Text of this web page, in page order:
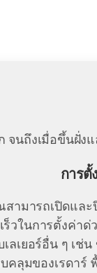
จนถึงเมื่อขึ้นฝั่ง
การตั้
ามารถเปิดและ
ร็วในการตั้งค่า
เลเยอร์อื่น ๆ เช่
คลุมของเรดาร์